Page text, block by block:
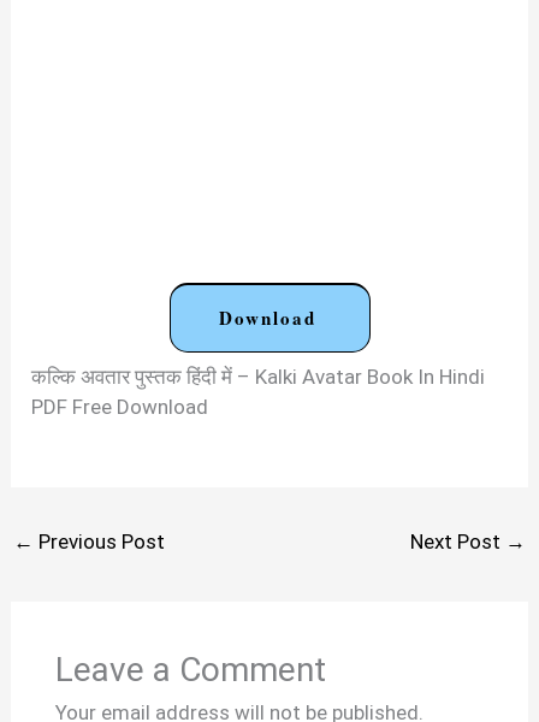
Download
कल्कि अवतार पुस्तक हिंदी में – Kalki Avatar Book In Hindi
PDF Free Download
← Previous Post Next Post →
Leave a Comment
Your email address will not be published.